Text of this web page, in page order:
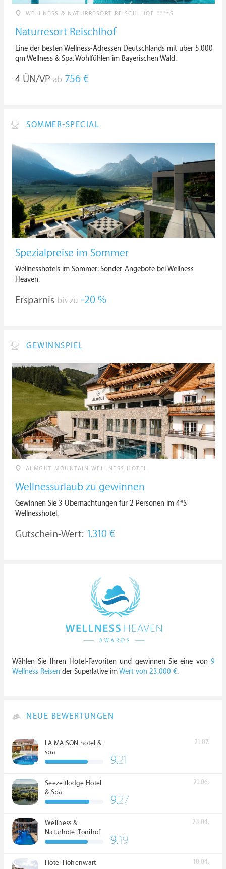
WELLNESS & NATURRESORT REISCHLHOF ****S
Naturresort Reischlhof
Eine der besten Wellness-Adressen Deutschlands mit über 5.000
qm Wellness & Spa. Wohlfühlen im Bayerischen Wald.
4 ÜN/VP ab 756 €
SOMMER-SPECIAL
Spezialpreise im Sommer
Wellnesshotels im Sommer: Sonder-Angebote bei Wellness
Heaven.
Ersparnis bis zu -20 %
GEWINNSPIEL
ALMGUT MOUNTAIN WELLNESS HOTEL
Wellnessurlaub zu gewinnen
Gewinnen Sie 3 Übernachtungen für 2 Personen im 4*S
Wellnesshotel.
Gutschein-Wert: 1.310 €
Wählen Sie Ihren Hotel-Favoriten und gewinnen Sie eine von 9
Wellness Reisen der Superlative imWert von 23.000 €.
NEUE BEWERTUNGEN
LA MAISON hotel &
spa
21.07.
9.21
Seezeitlodge Hotel
& Spa
21.06.
9.27
Wellness &
Naturhotel Tonihof
****S
23.04.
9.19
Hotel Hohenwart 10.04.